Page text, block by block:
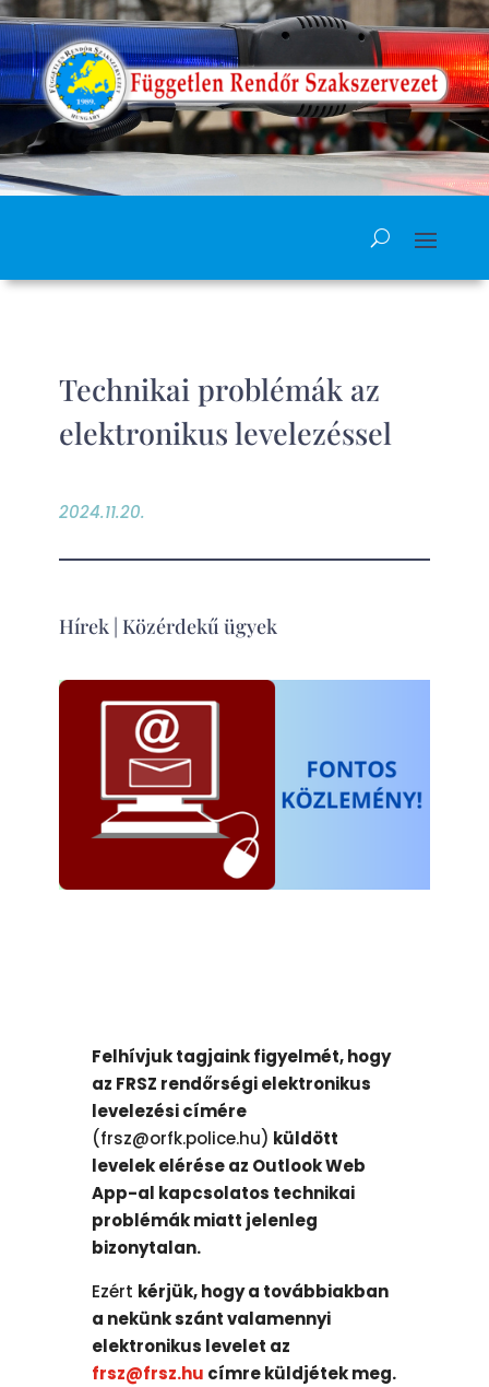
Technikai problémák az
elektronikus levelezéssel
2024.11.20.
Hírek| Közérdekű ügyek
Felhívjuk tagjaink figyelmét, hogy
az FRSZ rendőrségi elektronikus
levelezési címére
(frsz@orfk.police.hu) küldött
levelek elérése az Outlook Web
App-al kapcsolatos technikai
problémák miatt jelenleg
bizonytalan.
Ezért kérjük, hogy a továbbiakban
a nekünk szánt valamennyi
elektronikus levelet az
frsz@frsz.hu címre küldjétek meg.